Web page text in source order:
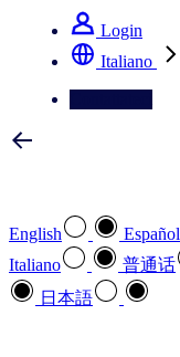
Login
Italiano
English Español
Italiano
普通话
日本語